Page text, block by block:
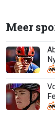
Meer